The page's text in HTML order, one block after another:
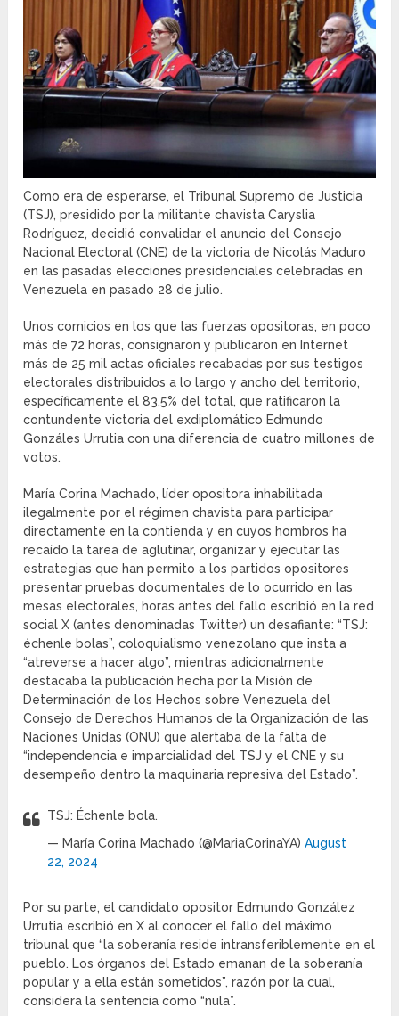
Como era de esperarse, el Tribunal Supremo de Justicia
(TSJ), presidido por la militante chavista Caryslia
Rodríguez, decidió convalidar el anuncio del Consejo
Nacional Electoral (CNE) de la victoria de Nicolás Maduro
en las pasadas elecciones presidenciales celebradas en
Venezuela en pasado 28 de julio.
Unos comicios en los que las fuerzas opositoras, en poco
más de 72 horas, consignaron y publicaron en Internet
más de 25 mil actas oficiales recabadas por sus testigos
electorales distribuidos a lo largo y ancho del territorio,
específicamente el 83,5% del total, que ratificaron la
contundente victoria del exdiplomático Edmundo
Gonzáles Urrutia con una diferencia de cuatro millones de
votos.
María Corina Machado, líder opositora inhabilitada
ilegalmente por el régimen chavista para participar
directamente en la contienda y en cuyos hombros ha
recaído la tarea de aglutinar, organizar y ejecutar las
estrategias que han permito a los partidos opositores
presentar pruebas documentales de lo ocurrido en las
mesas electorales, horas antes del fallo escribió en la red
social X (antes denominadas Twitter) un desafiante: “TSJ:
échenle bolas”, coloquialismo venezolano que insta a
“atreverse a hacer algo”, mientras adicionalmente
destacaba la publicación hecha por la Misión de
Determinación de los Hechos sobre Venezuela del
Consejo de Derechos Humanos de la Organización de las
Naciones Unidas (ONU) que alertaba de la falta de
“independencia e imparcialidad del TSJ y el CNE y su
desempeño dentro la maquinaria represiva del Estado”.
TSJ: Échenle bola.
— María Corina Machado (@MariaCorinaYA)August
22, 2024
Por su parte, el candidato opositor Edmundo González
Urrutia escribió en X al conocer el fallo del máximo
tribunal que “la soberanía reside intransferiblemente en el
pueblo. Los órganos del Estado emanan de la soberanía
popular y a ella están sometidos”, razón por la cual,
considera la sentencia como “nula”.